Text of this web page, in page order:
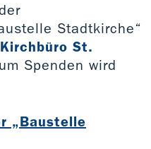
Stadtkirche“
Kirchbüro St.
Spenden wird
„Baustelle